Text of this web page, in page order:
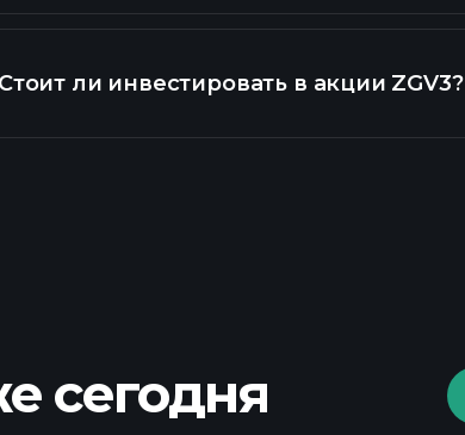
Стоит ли инвестировать в акции ZGV3?
сегодня